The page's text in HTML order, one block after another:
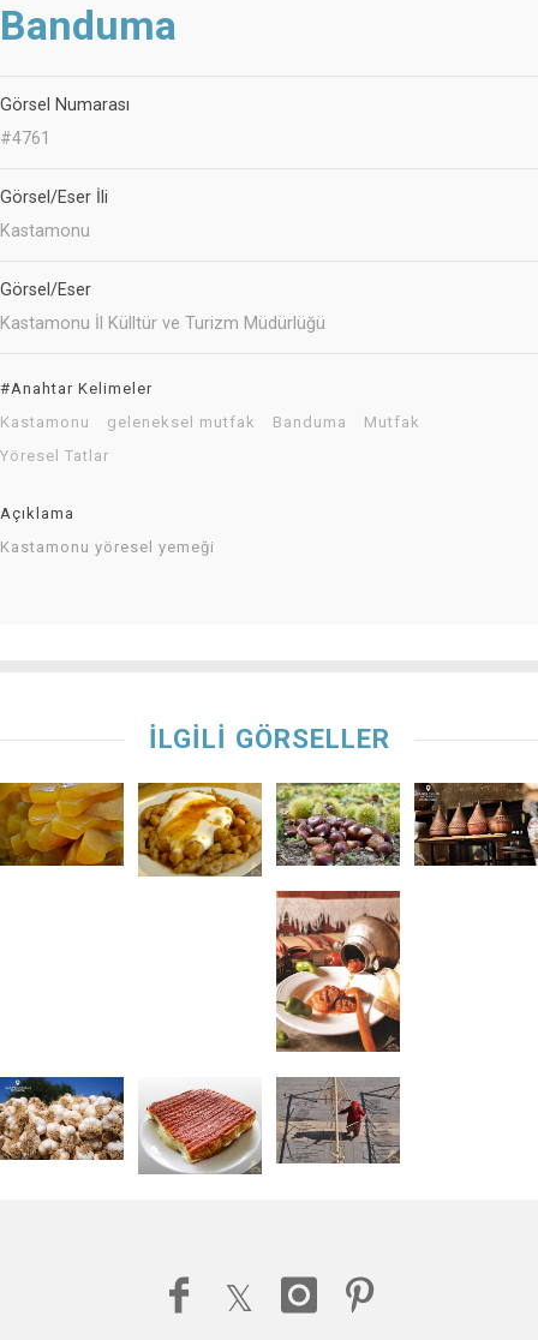
Banduma
Görsel Numarası
#4761
Görsel/Eser İli
Kastamonu
Görsel/Eser
Kastamonu İl Külltür ve Turizm Müdürlüğü
#Anahtar Kelimeler
Kastamonu
geleneksel mutfak Banduma
Mutfak
Yöresel Tatlar
Açıklama
Kastamonu yöresel yemeği
İLGİLİ GÖRSELLER